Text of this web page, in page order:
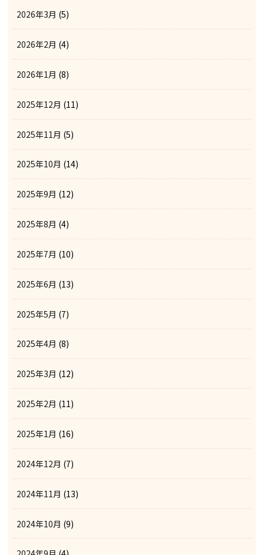
2026年3月 (5)
2026年2月 (4)
2026年1月 (8)
2025年12月 (11)
2025年11月 (5)
2025年10月 (14)
2025年9月 (12)
2025年8月 (4)
2025年7月 (10)
2025年6月 (13)
2025年5月 (7)
2025年4月 (8)
2025年3月 (12)
2025年2月 (11)
2025年1月 (16)
2024年12月 (7)
2024年11月 (13)
2024年10月 (9)